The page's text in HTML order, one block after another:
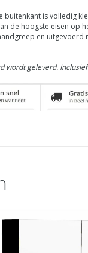
is volledig
de hoogste eisen op
en
wordt geleverd.